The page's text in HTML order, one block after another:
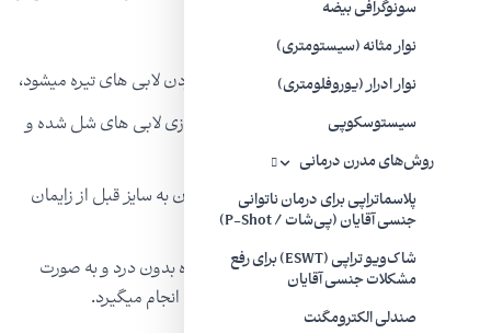
سونوگرافی بیضه
نوار مثانه (سیستومتری)
نوار ادرار (یوروفلومتری)
سیستوسکوپی
روش‌های مدرن درمانی
پلاسماتراپی برای درمان ناتوانی
جنسی آقایان (پی‌شات / P-Shot)
شاک‌ویو تراپی (ESWT) برای رفع
مشکلات جنسی آقایان
صندلی الکترومگنت
در مدت زمان کوتاهی :
روشن نمودن Whitening که باعث روشن نمودن لابی های تیره میشود،
جوان سازی Rejuvenation که باعث جوان سازی لابی های شل شده و
چروک میشود،
تنگ نمودن Tightening که باعث بازگشت واژن به سایز قبل از زایمان
لابیوپلاستی Labiaplasty که توسط این دستگاه بدون درد و به صورت
سرپایی، لابیاهای بزرگ با لیزر کوچک می‌شوند، انجام میگیرد.